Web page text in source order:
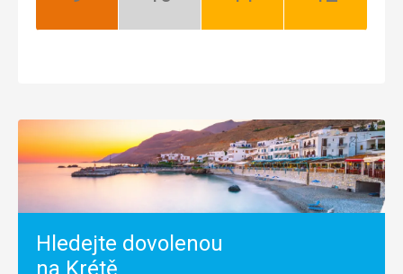
Hledejte dovolenou
na Krétě